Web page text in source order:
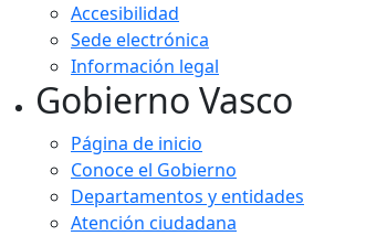
Accesibilidad
Sede electrónica
Información legal
Gobierno Vasco
Página de inicio
Conoce el Gobierno
Departamentos y entidades
Atención ciudadana